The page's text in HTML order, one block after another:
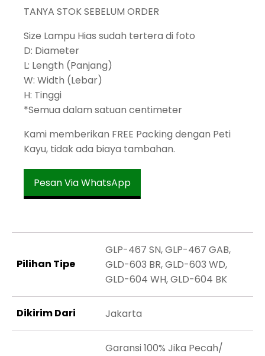
TANYA STOK SEBELUM ORDER
Size Lampu Hias sudah tertera di foto
D: Diameter
L: Length (Panjang)
W: Width (Lebar)
H: Tinggi
*Semua dalam satuan centimeter
Kami memberikan FREE Packing dengan Peti
Kayu, tidak ada biaya tambahan.
Pesan Via WhatsApp
Pilihan Tipe
GLP-467 SN, GLP-467 GAB,
GLD-603 BR, GLD-603 WD,
GLD-604 WH, GLD-604 BK
Dikirim Dari Jakarta
Garansi 100% Jika Pecah/